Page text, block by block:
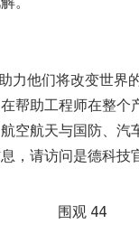
力他们将改变世界
帮助工程师在整
空航天与国防、
，请访问是德科技
围观 44